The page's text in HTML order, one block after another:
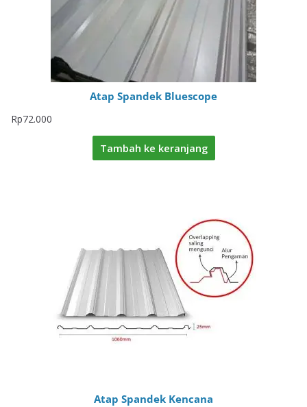
Atap Spandek Bluescope
Rp72.000
Tambah ke keranjang
Atap Spandek Kencana